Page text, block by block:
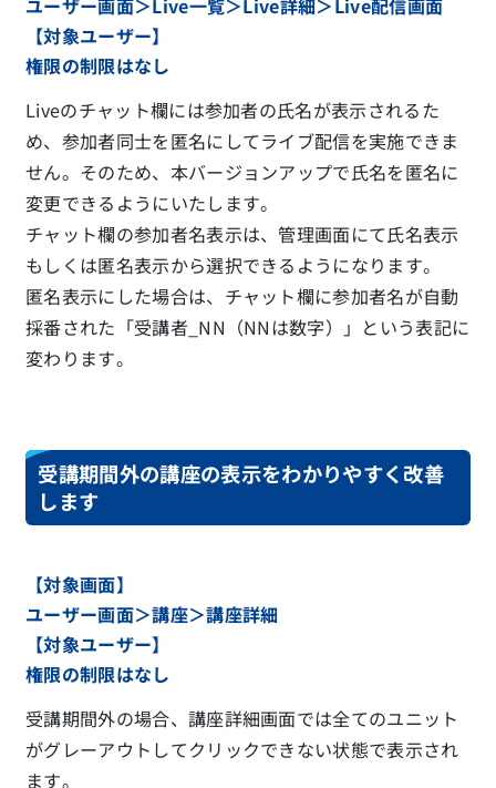
ユーザー画面＞Live一覧＞Live詳細＞Live配信画面
【対象ユーザー】
権限の制限はなし
Liveのチャット欄には参加者の氏名が表示されるた
め、参加者同士を匿名にしてライブ配信を実施できま
せん。そのため、本バージョンアップで氏名を匿名に
変更できるようにいたします。
チャット欄の参加者名表示は、管理画面にて氏名表示
もしくは匿名表示から選択できるようになります。
匿名表示にした場合は、チャット欄に参加者名が自動
採番された「受講者_NN（NNは数字）」という表記に
変わります。
受講期間外の講座の表示をわかりやすく改善
します
【対象画面】
ユーザー画面＞講座＞講座詳細
【対象ユーザー】
権限の制限はなし
受講期間外の場合、講座詳細画面では全てのユニット
がグレーアウトしてクリックできない状態で表示され
ます。